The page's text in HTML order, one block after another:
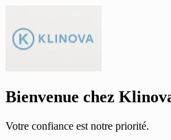
Bienvenue chez
Votre confiance est notre priorité.